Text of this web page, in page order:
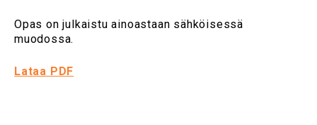
Opas on julkaistu ainoastaan sähköisessä
muodossa.
Lataa PDF